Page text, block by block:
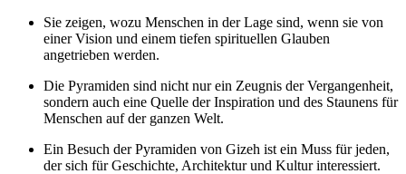
Sie zeigen, wozu Menschen in der Lage sind, wenn sie von
einer Vision und einem tiefen spirituellen Glauben
angetrieben werden.
Die Pyramiden sind nicht nur ein Zeugnis der Vergangenheit,
sondern auch eine Quelle der Inspiration und des Staunens für
Menschen auf der ganzen Welt.
Ein Besuch der Pyramiden von Gizeh ist ein Muss für jeden,
der sich für Geschichte, Architektur und Kultur interessiert.